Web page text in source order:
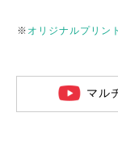
※ オリジナルプリン
マル